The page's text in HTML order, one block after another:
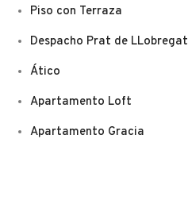
Piso con Terraza
Despacho Prat de LLobregat
Ático
Apartamento Loft
Apartamento Gracia